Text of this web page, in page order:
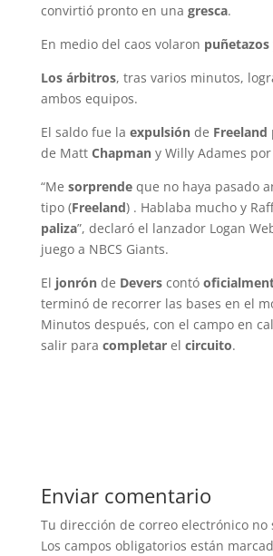
convirtió pronto en una gresca.
En medio del caos volaron puñetazos
Los árbitros, tras varios minutos,
ambos equipos.
El saldo fue la expulsiónde Freeland
de Matt Chapmany Willy Adames por
“Me sorprendeque no haya pasado
tipo (Freeland) . Hablaba mucho y
paliza”, declaró el lanzador Logan
juego a NBCS Giants.
El jonrónde Deverscontó
terminó de recorrer las bases en el
Minutos después, con el campo en
salir para completarel circuito.
Enviar comentario
Tu dirección de correo electrónico no
Los campos obligatorios están